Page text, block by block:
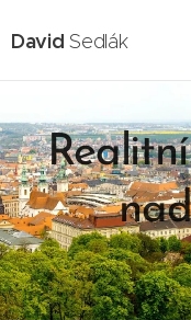
DavidSedlák